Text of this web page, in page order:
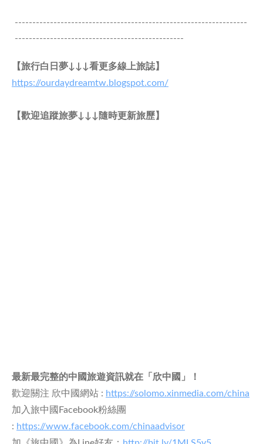
------------------------------------------------------------------
------------------------------------------------
【旅行白日夢↓↓↓看更多線上旅誌】
https://ourdaydreamtw.blogspot.com/
【歡迎追蹤旅夢↓↓↓隨時更新旅歷】
最新最完整的中國旅遊資訊就在「欣中國」！
歡迎關注 欣中國網站 : https://solomo.xinmedia.com/china
加入旅中國Facebook粉絲團
: https://www.facebook.com/chinaadvisor